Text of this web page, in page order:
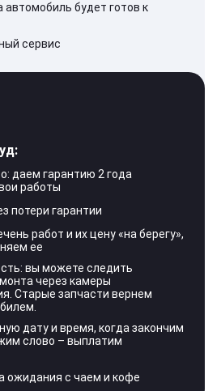
автомобиль будет готов к
сервис
даем гарантию 2 года
работы
потери гарантии
работ и их цену «на берегу»,
ее
вы можете следить
через камеры
Старые запчасти вернем
дату и время, когда закончим
слово – выплатим
ожидания с чаем и кофе